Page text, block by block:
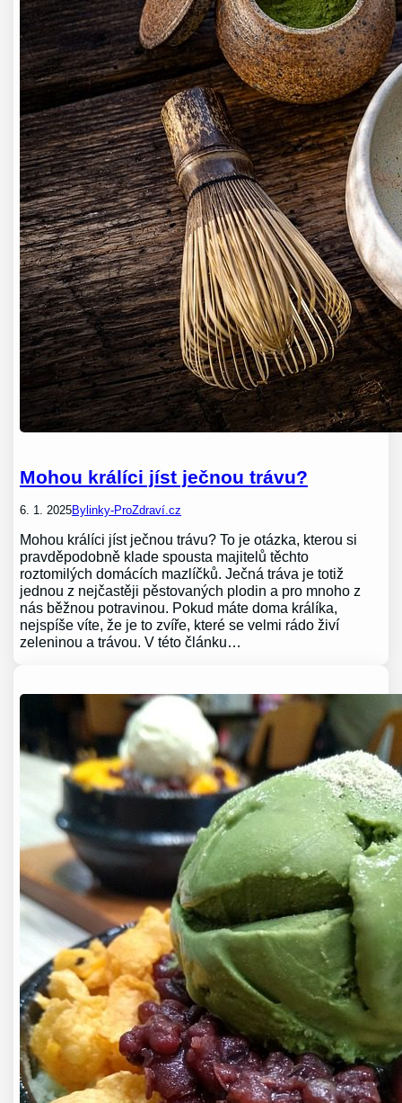
Mohou králíci jíst ječnou trávu?
6. 1. 2025Bylinky-ProZdraví.cz
Mohou králíci jíst ječnou trávu? To je otázka, kterou si
pravděpodobně klade spousta majitelů těchto
roztomilých domácích mazlíčků. Ječná tráva je totiž
jednou z nejčastěji pěstovaných plodin a pro mnoho z
nás běžnou potravinou. Pokud máte doma králíka,
nejspíše víte, že je to zvíře, které se velmi rádo živí
zeleninou a trávou. V této článku…